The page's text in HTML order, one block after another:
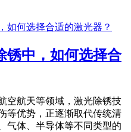
锈中，如何选择合
空航天等领域，激光除锈技
等优势，正逐渐取代传统清
气体、半导体等不同类型的